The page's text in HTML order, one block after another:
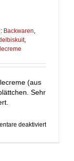
Backwaren
,
(aus
Sehr
deaktiviertfür